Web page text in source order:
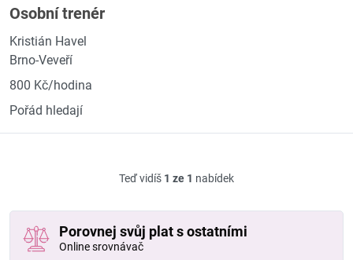
Osobní trenér
Kristián Havel
Brno-Veveří
800 Kč/hodina
Pořád hledají
Teď vidíš 1 ze 1 nabídek
Porovnej svůj plat s ostatními
Online srovnávač